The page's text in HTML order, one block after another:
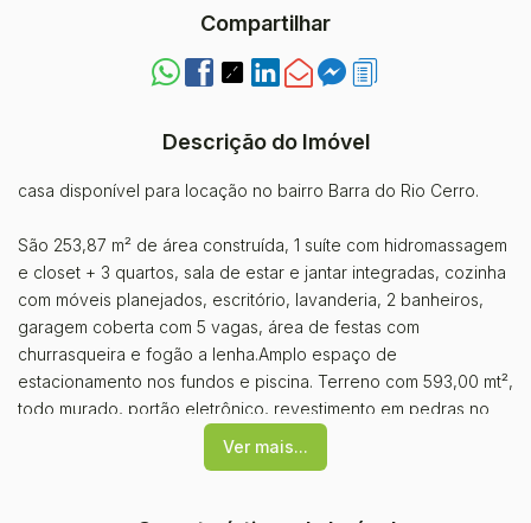
Compartilhar
Descrição do Imóvel
casa disponível para locação no bairro Barra do Rio Cerro.
São 253,87 m² de área construída, 1 suíte com hidromassagem
e closet + 3 quartos, sala de estar e jantar integradas, cozinha
com móveis planejados, escritório, lavanderia, 2 banheiros,
garagem coberta com 5 vagas, área de festas com
churrasqueira e fogão a lenha.Amplo espaço de
estacionamento nos fundos e piscina. Terreno com 593,00 mt²,
todo murado, portão eletrônico, revestimento em pedras no
acesso as garagens e a piscina. Teto com laje, piso laminado
nos dormitórios e cerâmico nos demais cômodos.
Ver mais...